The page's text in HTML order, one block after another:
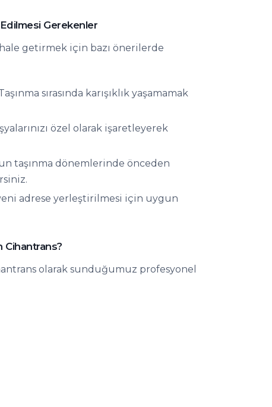
Gerekenler
getirmek için bazı önerilerde
sırasında karışıklık yaşamamak
özel olarak işaretleyerek
taşınma dönemlerinde önceden
yeni adrese yerleştirilmesi için uygun
Cihantrans?
olarak sunduğumuz profesyonel